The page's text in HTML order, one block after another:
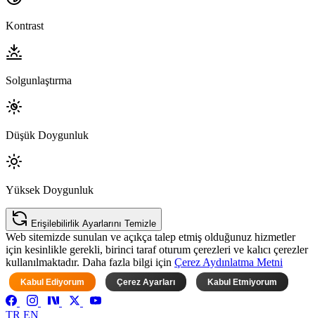
Kontrast
Solgunlaştırma
Düşük Doygunluk
Yüksek Doygunluk
Erişilebilirlik Ayarlarını Temizle
Web sitemizde sunulan ve açıkça talep etmiş olduğunuz hizmetler
için kesinlikle gerekli, birinci taraf oturum çerezleri ve kalıcı çerezler
kullanılmaktadır. Daha fazla bilgi için Çerez Aydınlatma Metni
Kabul Ediyorum Çerez Ayarları Kabul Etmiyorum
TR EN